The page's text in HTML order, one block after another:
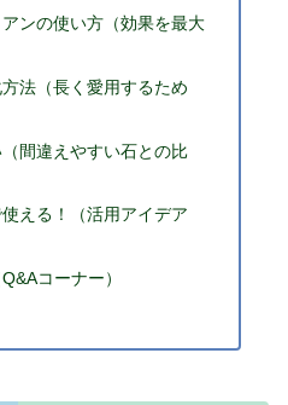
ンの使い方（効果を最大
法（長く愛用するため
間違えやすい石との比
える！（活用アイデア
コーナー）